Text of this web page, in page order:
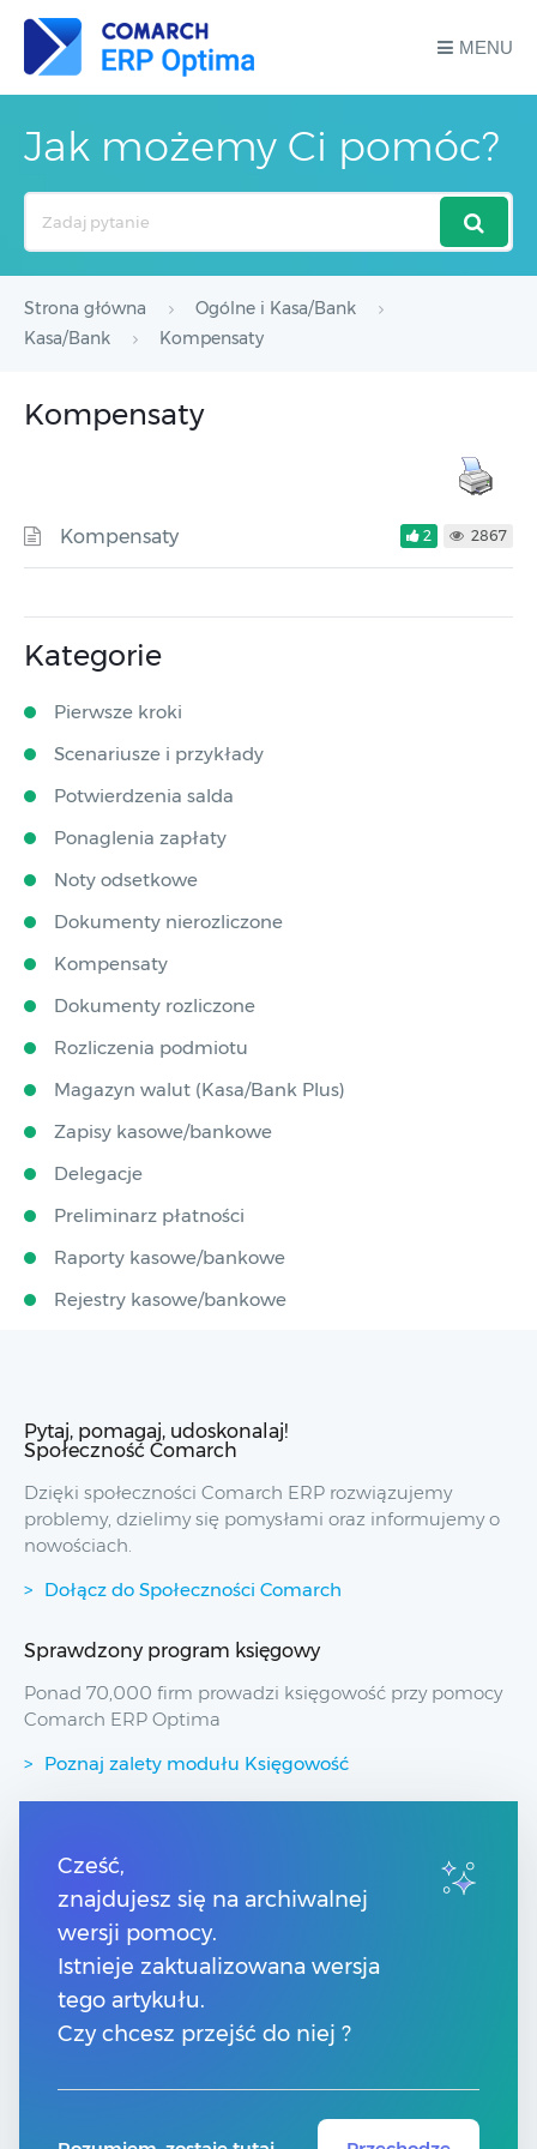
MENU
Jak możemy Ci pomóc?
Strona główna
Ogólne i Kasa/Bank
Kasa/Bank
Kompensaty
Kompensaty
Kompensaty 2 2867
Kategorie
Pierwsze kroki
Scenariusze i przykłady
Potwierdzenia salda
Ponaglenia zapłaty
Noty odsetkowe
Dokumenty nierozliczone
Kompensaty
Dokumenty rozliczone
Rozliczenia podmiotu
Magazyn walut (Kasa/Bank Plus)
Zapisy kasowe/bankowe
Delegacje
Preliminarz płatności
Raporty kasowe/bankowe
Rejestry kasowe/bankowe
Pytaj, pomagaj, udoskonalaj!
Społeczność Comarch
Dzięki społeczności Comarch ERP rozwiązujemy
problemy, dzielimy się pomysłami oraz informujemy o
nowościach.
Dołącz do Społeczności Comarch
Sprawdzony program księgowy
Ponad 70,000 firm prowadzi księgowość przy pomocy
Comarch ERP Optima
Poznaj zalety modułu Księgowość
Przydatne linki
Spis treści
Pomoc Comarch Betterfly
Pomoc Comarch e-Sklep
Pomoc Comarch HRM
Kontakt
Znajdź Partnera Comarch
Cześć,
znajdujesz się na archiwalnej
wersji pomocy.
Istnieje zaktualizowana wersja
tego artykułu.
Czy chcesz przejść do niej ?